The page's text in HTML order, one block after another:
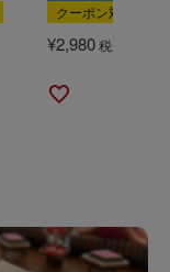
クーポン対象外
¥2,980税込